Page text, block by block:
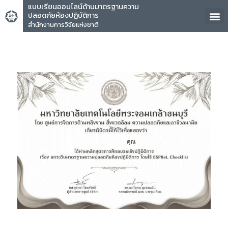
แบบเรียนออนไลน์ด้านมาตรฐานความ
ปลอดภัยห้องปฏิบัติการ
สำนักงานการวิจัยแห่งชาติ
คุณ